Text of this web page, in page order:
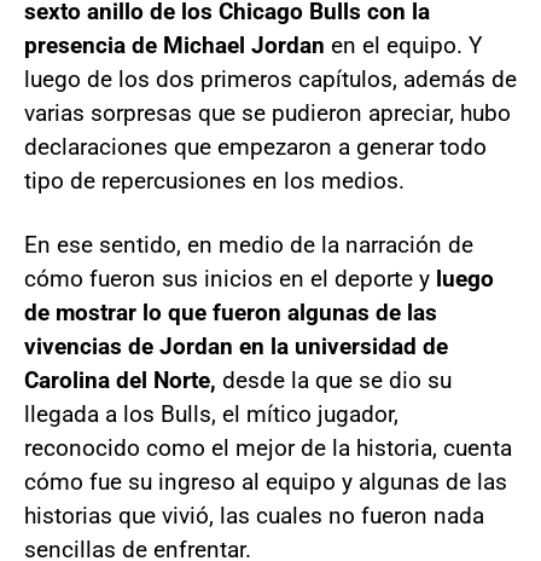
sexto anillo de los Chicago Bulls con la
presencia de Michael Jordan en el equipo. Y
luego de los dos primeros capítulos, además de
varias sorpresas que se pudieron apreciar, hubo
declaraciones que empezaron a generar todo
tipo de repercusiones en los medios.
En ese sentido, en medio de la narración de
cómo fueron sus inicios en el deporte y luego
de mostrar lo que fueron algunas de las
vivencias de Jordan en la universidad de
Carolina del Norte, desde la que se dio su
llegada a los Bulls, el mítico jugador,
reconocido como el mejor de la historia, cuenta
cómo fue su ingreso al equipo y algunas de las
historias que vivió, las cuales no fueron nada
sencillas de enfrentar.